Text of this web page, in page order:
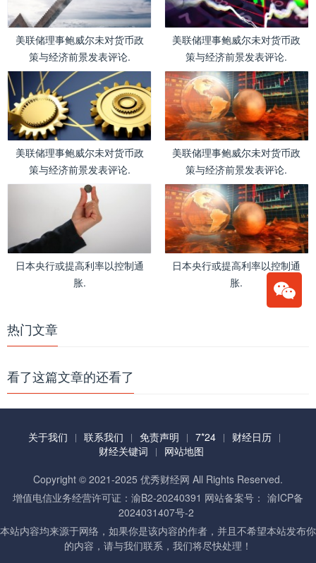
美联储理事鲍威尔未对货币政
策与经济前景发表评论.
美联储理事鲍威尔未对货币政
策与经济前景发表评论.
美联储理事鲍威尔未对货币政
策与经济前景发表评论.
美联储理事鲍威尔未对货币政
策与经济前景发表评论.
日本央行或提高利率以控制通
胀.
日本央行或提高利率以控制通
胀.
热门文章
看了这篇文章的还看了
关于我们 联系我们 免责声明 7*24
财经日历
财经关键词
网站地图
Copyright © 2021-2025 优秀财经网 All Rights Reserved.
增值电信业务经营许可证：渝B2-20240391 网站备案号： 渝ICP备
2024031407号-2
本站内容均来源于网络，如果你是该内容的作者，并且不希望本站发布你
的内容，请与我们联系，我们将尽快处理！